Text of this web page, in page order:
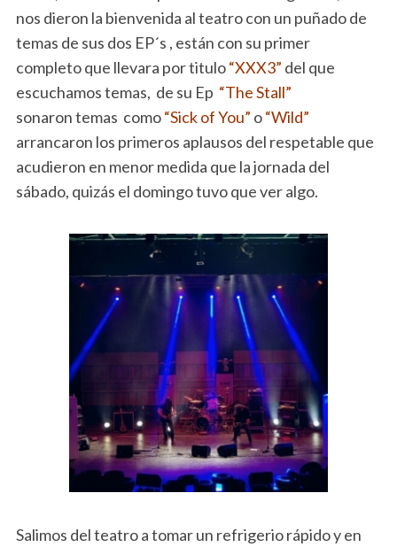
nos dieron la bienvenida al teatro con un puñado de
temas de sus dos EP´s , están con su primer
completo que llevara por titulo“XXX3” del que
escuchamos temas, de su Ep “The Stall”
sonaron temas como“Sickof You” o“Wild”
arrancaron los primeros aplausos del respetable que
acudieron en menor medida que la jornada del
sábado, quizás el domingo tuvo que ver algo.
Salimos del teatro a tomar un refrigerio rápido y en